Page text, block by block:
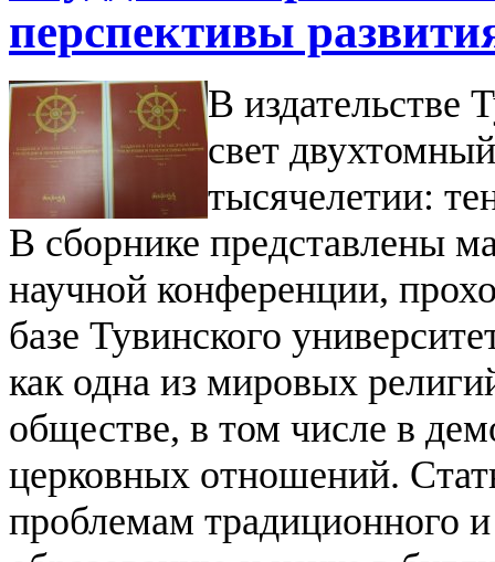
перспективы
В издательстве
свет
тысячелетии:
В сборнике представлены
научной конференции,
базе Тувинского
как одна из мировых
обществе, в том числе в
церковных отношений.
проблемам традиционного